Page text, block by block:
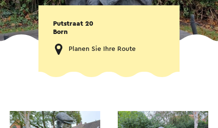
Putstraat 20
Born
Planen Sie Ihre Route